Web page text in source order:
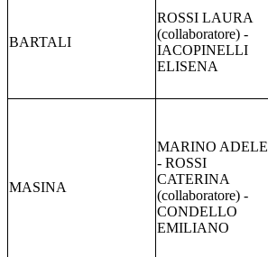
BARTALI
ROSSI LAURA
(collaboratore) -
IACOPINELLI
ELISENA
MASINA
MARINO ADELE
- ROSSI
CATERINA
(collaboratore) -
CONDELLO
EMILIANO